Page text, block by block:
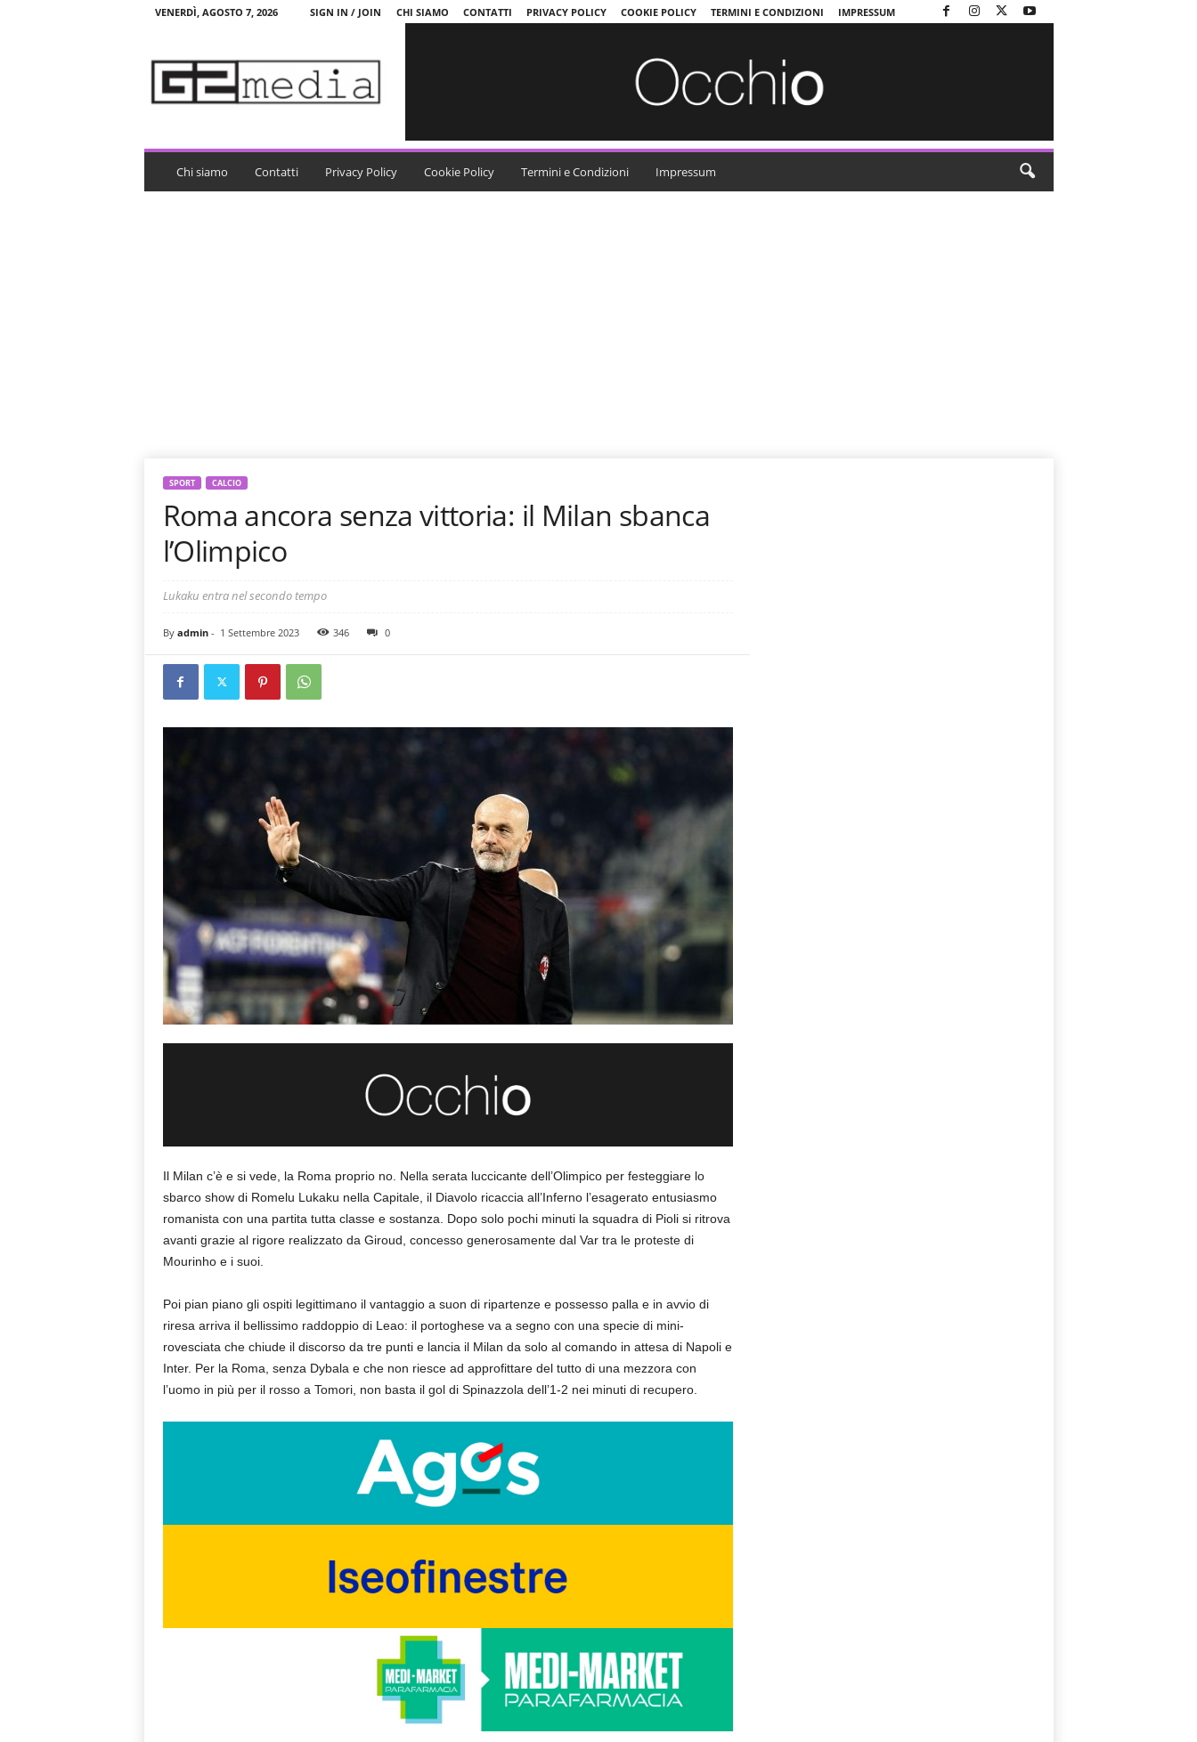
VENERDÌ, AGOSTO 7, 2026 SIGN IN / JOIN CHI SIAMO CONTATTI PRIVACY POLICY COOKIE POLICY TERMINI E CONDIZIONI IMPRESSUM
a
Chi siamo Contatti Privacy Policy Cookie Policy Termini e Condizioni Impressum
SPORT CALCIO
Roma ancora senza vittoria: il Milan sbanca
l’Olimpico
Lukaku entra nel secondo tempo
By admin- 1 Settembre 2023 346 0
Il Milan c’è e si vede, la Roma proprio no. Nella serata luccicante dell’Olimpico per festeggiare lo
sbarco show di Romelu Lukaku nella Capitale, il Diavolo ricaccia all’Inferno l’esagerato entusiasmo
romanista con una partita tutta classe e sostanza. Dopo solo pochi minuti la squadra di Pioli si ritrova
avanti grazie al rigore realizzato da Giroud, concesso generosamente dal Var tra le proteste di
Mourinho e i suoi.
Poi pian piano gli ospiti legittimano il vantaggio a suon di ripartenze e possesso palla e in avvio di
riresa arriva il bellissimo raddoppio di Leao: il portoghese va a segno con una specie di mini-
rovesciata che chiude il discorso da tre punti e lancia il Milan da solo al comando in attesa di Napoli e
Inter. Per la Roma, senza Dybala e che non riesce ad approfittare del tutto di una mezzora con
l’uomo in più per il rosso a Tomori, non basta il gol di Spinazzola dell’1-2 nei minuti di recupero.